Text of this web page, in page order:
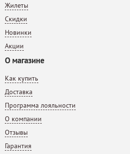
Жилеты
Скидки
Новинки
Акции
О магазине
Как купить
Доставка
Программа лояльности
О компании
Отзывы
Гарантия